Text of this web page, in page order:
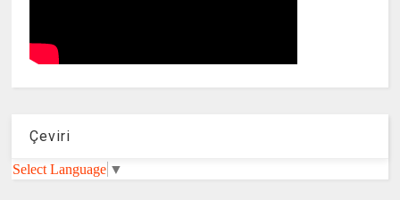
Çeviri
Select Language ▼